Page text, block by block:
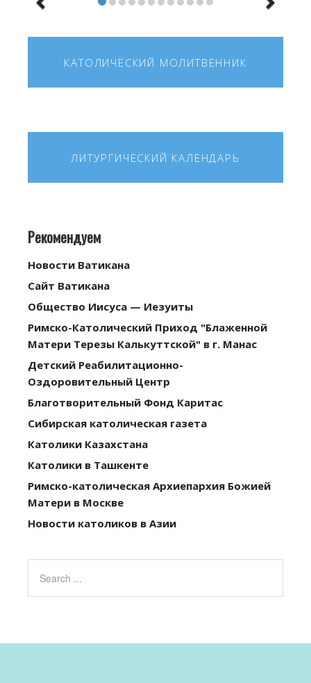
КАТОЛИЧЕСКИЙ МОЛИТВЕННИК
ЛИТУРГИЧЕСКИЙ КАЛЕНДАРЬ
Рекомендуем
Новости Ватикана
Сайт Ватикана
Общество Иисуса — Иезуиты
Римско-Католический Приход "Блаженной
Матери Терезы Калькуттской" в г. Манас
Детский Реабилитационно-
Оздоровительный Центр
Благотворительный Фонд Каритас
Сибирская католическая газета
Католики Казахстана
Католики в Ташкенте
Римско-католическая Архиепархия Божией
Матери в Москве
Новости католиков в Азии